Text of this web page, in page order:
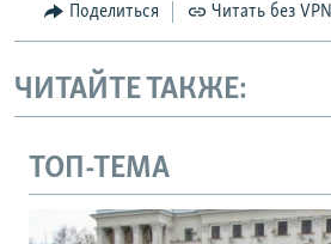
Поделиться Читать без VPN
ЧИТАЙТЕ ТАКЖЕ:
ТОП-ТЕМА